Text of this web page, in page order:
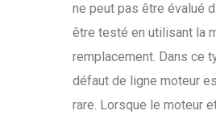
ne peut pas être évalué
être testé en utilisant la
remplacement. Dans ce
défaut de ligne moteur
rare. Lorsque le moteur